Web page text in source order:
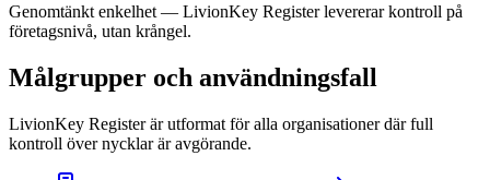
Genomtänkt enkelhet — LivionKey Register levererar kontroll på
företagsnivå, utan krångel.
Målgrupper och användningsfall
LivionKey Register är utformat för alla organisationer där full
kontroll över nycklar är avgörande.